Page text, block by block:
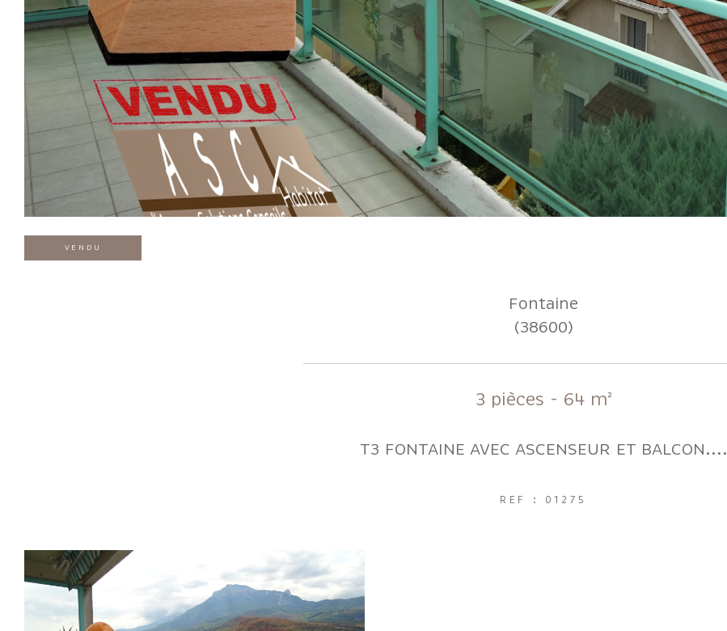
VENDU
Fontaine
(38600)
3 pièces - 64 m²
T3 FONTAINE AVEC ASCENSEUR ET BALCON....
REF : 01275